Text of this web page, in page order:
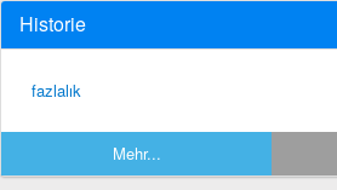
Historie
fazlalık
Mehr...